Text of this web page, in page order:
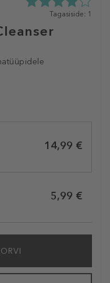
4.0
5st
Tagasiside: 1
14,99 €
5,99 €